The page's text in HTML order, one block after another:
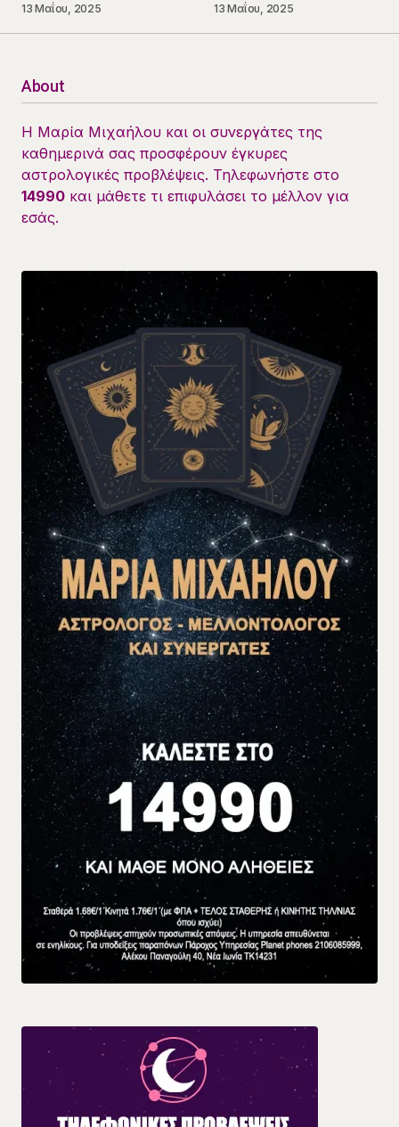
13 Μαΐου, 2025 13 Μαΐου, 2025
About
Η Μαρία Μιχαήλου και οι συνεργάτες της
καθημερινά σας προσφέρουν έγκυρες
αστρολογικές προβλέψεις. Τηλεφωνήστε στο
14990 και μάθετε τι επιφυλάσει το μέλλον για
εσάς.